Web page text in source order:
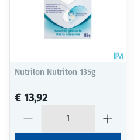
Nutrilon Nutriton 135g
€ 13,92